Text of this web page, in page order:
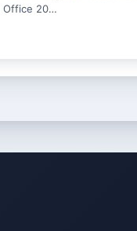
Office 20…